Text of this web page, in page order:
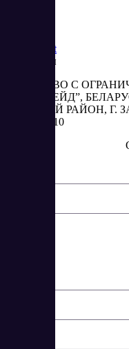
Market
Реквизиты
ОБЩЕСТВО С
“АБЕСТРЕЙД”,
МИНСКИЙ РАЙОН, Г.
2, КОМ. 310